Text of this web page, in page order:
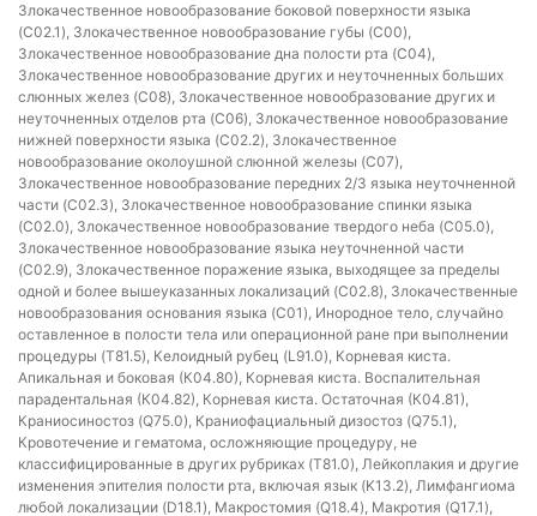
Злокачественное новообразование боковой поверхности языка
(C02.1), Злокачественное новообразование губы (C00),
Злокачественное новообразование дна полости рта (C04),
Злокачественное новообразование других и неуточненных больших
слюнных желез (C08), Злокачественное новообразование других и
неуточненных отделов рта (C06), Злокачественное новообразование
нижней поверхности языка (C02.2), Злокачественное
новообразование околоушной слюнной железы (C07),
Злокачественное новообразование передних 2/3 языка неуточненной
части (C02.3), Злокачественное новообразование спинки языка
(C02.0), Злокачественное новообразование твердого неба (C05.0),
Злокачественное новообразование языка неуточненной части
(C02.9), Злокачественное поражение языка, выходящее за пределы
одной и более вышеуказанных локализаций (C02.8), Злокачественные
новообразования основания языка (C01), Инородное тело, случайно
оставленное в полости тела или операционной ране при выполнении
процедуры (T81.5), Келоидный рубец (L91.0), Корневая киста.
Апикальная и боковая (К04.80), Корневая киста. Воспалительная
парадентальная (К04.82), Корневая киста. Остаточная (К04.81),
Краниосиностоз (Q75.0), Краниофациальный дизостоз (Q75.1),
Кровотечение и гематома, осложняющие процедуру, не
классифицированные в других рубриках (T81.0), Лейкоплакия и другие
изменения эпителия полости рта, включая язык (K13.2), Лимфангиома
любой локализации (D18.1), Макростомия (Q18.4), Макротия (Q17.1),